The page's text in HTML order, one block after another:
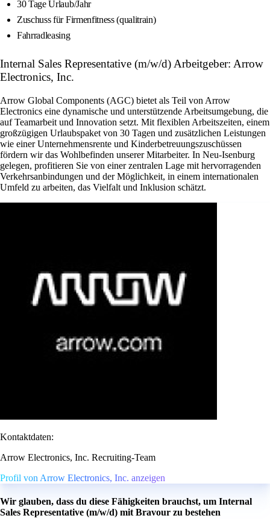
30 Tage Urlaub/Jahr
Zuschuss für Firmenfitness (qualitrain)
Fahrradleasing
Internal Sales Representative (m/w/d) Arbeitgeber: Arrow
Electronics, Inc.
Arrow Global Components (AGC) bietet als Teil von Arrow
Electronics eine dynamische und unterstützende Arbeitsumgebung, die
auf Teamarbeit und Innovation setzt. Mit flexiblen Arbeitszeiten, einem
großzügigen Urlaubspaket von 30 Tagen und zusätzlichen Leistungen
wie einer Unternehmensrente und Kinderbetreuungszuschüssen
fördern wir das Wohlbefinden unserer Mitarbeiter. In Neu-Isenburg
gelegen, profitieren Sie von einer zentralen Lage mit hervorragenden
Verkehrsanbindungen und der Möglichkeit, in einem internationalen
Umfeld zu arbeiten, das Vielfalt und Inklusion schätzt.
Kontaktdaten:
Arrow Electronics, Inc. Recruiting-Team
Profil von Arrow Electronics, Inc. anzeigen
Wir glauben, dass du diese Fähigkeiten brauchst, um Internal
Sales Representative (m/w/d) mit Bravour zu bestehen